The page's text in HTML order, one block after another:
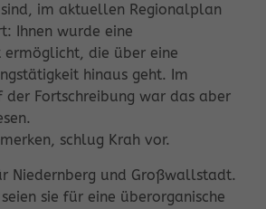
im aktuellen Regionalplan
Ihnen wurde eine
ermöglicht, die über eine
hinaus geht. Im
Fortschreibung war das aber
schlug Krah vor.
Niedernberg und Großwallstadt.
sie für eine überorganische